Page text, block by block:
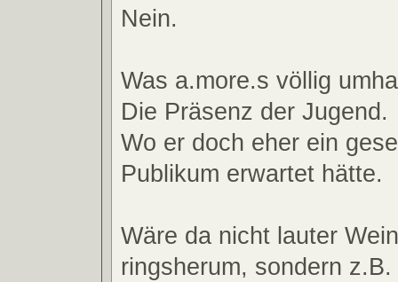
Nein.
Was a.more.s völlig
Die Präsenz der Jugend.
Wo er doch eher ein
Publikum erwartet hätte.
Wäre da nicht lauter
ringsherum, sondern